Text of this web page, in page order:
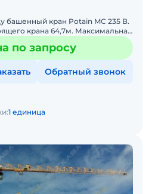
башенный кран Potain MC 235 В.
крана 64,7м. Максимальная
Длина стрелы 65 м.
по запросу
Обратный звонок
1 единица